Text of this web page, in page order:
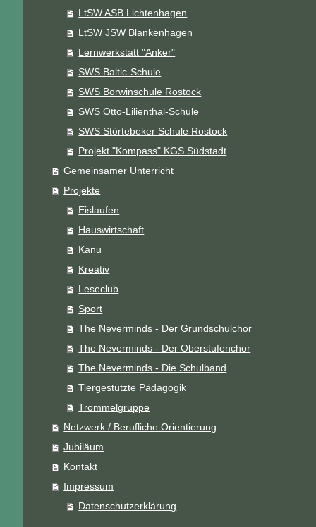
LtSW ASB Lichtenhagen
LtSW JSW Blankenhagen
Lernwerkstatt "Anker"
SWS Baltic-Schule
SWS Borwinschule Rostock
SWS Otto-Lilienthal-Schule
SWS Störtebeker Schule Rostock
Projekt "Kompass" KGS Südstadt
Gemeinsamer Unterricht
Projekte
Eislaufen
Hauswirtschaft
Kanu
Kreativ
Leseclub
Sport
The Neverminds - Der Grundschulchor
The Neverminds - Der Oberstufenchor
The Neverminds - Die Schulband
Tiergestützte Pädagogik
Trommelgruppe
Netzwerk / Berufliche Orientierung
Jubiläum
Kontakt
Impressum
Datenschutzerklärung